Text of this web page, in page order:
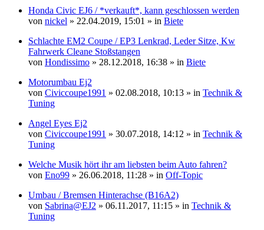
Honda Civic EJ6 / *verkauft*, kann geschlossen werden
von nickel » 22.04.2019, 15:01 » in Biete
Schlachte EM2 Coupe / EP3 Lenkrad, Leder Sitze, Kw
Fahrwerk Cleane Stoßstangen
von Hondissimo » 28.12.2018, 16:38 » in Biete
Motorumbau Ej2
von Civiccoupe1991 » 02.08.2018, 10:13 » in Technik &
Tuning
Angel Eyes Ej2
von Civiccoupe1991 » 30.07.2018, 14:12 » in Technik &
Tuning
Welche Musik hört ihr am liebsten beim Auto fahren?
von Eno99 » 26.06.2018, 11:28 » in Off-Topic
Umbau / Bremsen Hinterachse (B16A2)
von Sabrina@EJ2 » 06.11.2017, 11:15 » in Technik &
Tuning